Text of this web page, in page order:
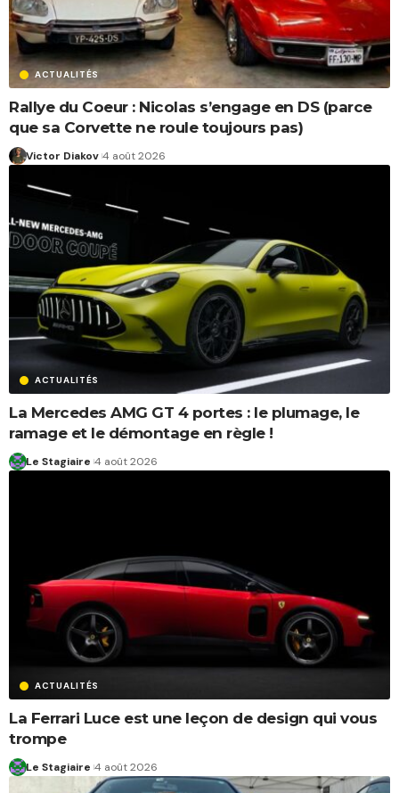
ACTUALITÉS
Rallye du Coeur : Nicolas s’engage en DS (parce
que sa Corvette ne roule toujours pas)
Victor Diakov 4 août 2026
ACTUALITÉS
La Mercedes AMG GT 4 portes : le plumage, le
ramage et le démontage en règle !
Le Stagiaire 4 août 2026
ACTUALITÉS
La Ferrari Luce est une leçon de design qui vous
trompe
Le Stagiaire 4 août 2026